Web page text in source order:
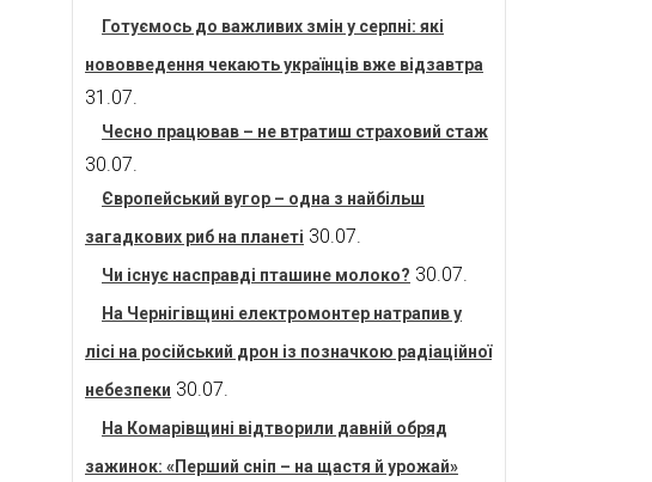
Готуємось до важливих змін у серпні: які
нововведення чекають українців вже відзавтра
31.07.
Чесно працював – не втратиш страховий стаж
30.07.
Європейський вугор – одна з найбільш
загадкових риб на планеті 30.07.
Чи існує насправді пташине молоко? 30.07.
На Чернігівщині електромонтер натрапив у
лісі на російський дрон із позначкою радіаційної
небезпеки 30.07.
На Комарівщині відтворили давній обряд
зажинок: «Перший сніп – на щастя й урожай»